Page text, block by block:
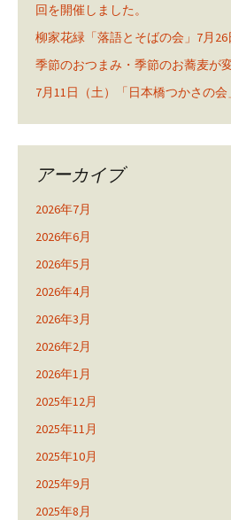
回を開催しました。
柳家花緑「落語とそばの会」7月26
季節のおつまみ・季節のお蕎麦が
7月11日（土）「日本橋つかさの会
アーカイブ
2026年7月
2026年6月
2026年5月
2026年4月
2026年3月
2026年2月
2026年1月
2025年12月
2025年11月
2025年10月
2025年9月
2025年8月